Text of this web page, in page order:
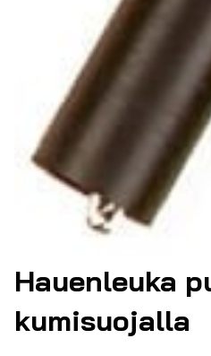
Hauenleuka
kumisuojalla